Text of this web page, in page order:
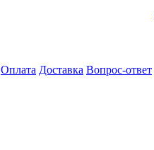
Оплата Доставка Вопрос-ответ